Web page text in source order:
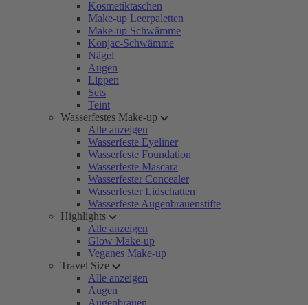
Kosmetiktaschen
Make-up Leerpaletten
Make-up Schwämme
Konjac-Schwämme
Nägel
Augen
Lippen
Sets
Teint
Wasserfestes Make-up
Alle anzeigen
Wasserfeste Eyeliner
Wasserfeste Foundation
Wasserfeste Mascara
Wasserfester Concealer
Wasserfester Lidschatten
Wasserfeste Augenbrauenstifte
Highlights
Alle anzeigen
Glow Make-up
Veganes Make-up
Travel Size
Alle anzeigen
Augen
Augenbrauen